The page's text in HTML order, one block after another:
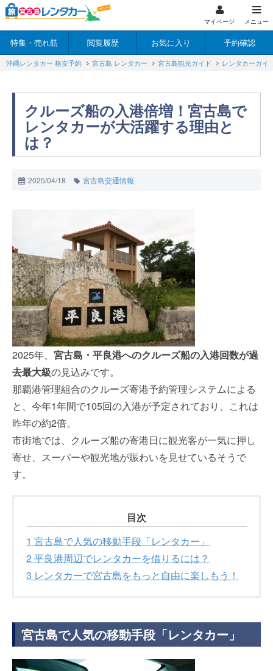
マイページ メニュー
特集・売れ筋 閲覧履歴 お気に入り 予約確認
沖縄レンタカー 格安予約 宮古島 レンタカー 宮古島観光ガイド レンタカーガイ
クルーズ船の入港倍増！宮古島で
レンタカーが大活躍する理由と
は？
2025/04/18 宮古島交通情報
2025年、 宮古島・平良港へのクルーズ船の入港回数が過
去最大級の見込みです。
那覇港管理組合のクルーズ寄港予約管理システムによる
と、今年1年間で105回の入港が予定されており、これは
昨年の約2倍。
市街地では、クルーズ船の寄港日に観光客が一気に押し
寄せ、スーパーや観光地が賑わいを見せているそうで
す。
目次
1 宮古島で人気の移動手段「レンタカー」
2 平良港周辺でレンタカーを借りるには？
3 レンタカーで宮古島をもっと自由に楽しもう！
宮古島で人気の移動手段「レンタカー」